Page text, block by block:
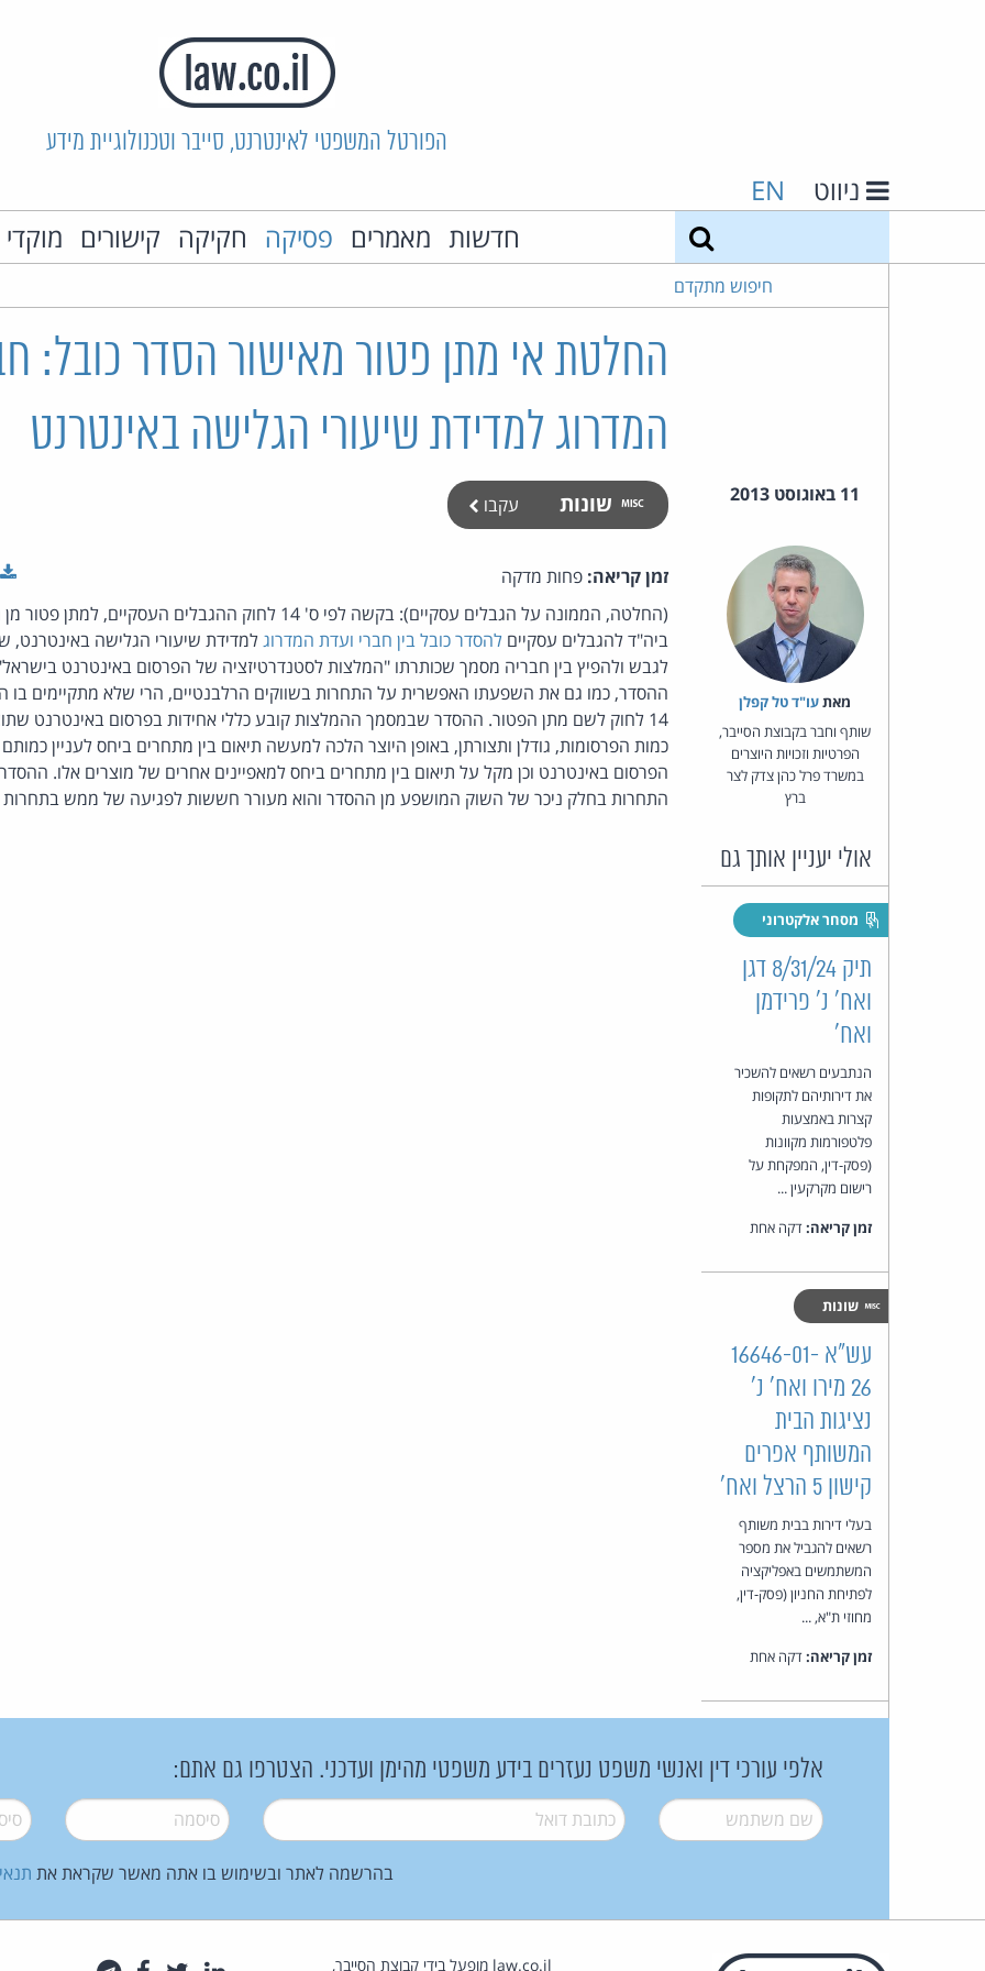
הפורטל המשפטי לאינטרנט, סייבר וטכנולוגיית מידע
ניווט EN
חדשות מאמרים פסיקה חקיקה קישורים
חיפוש מתקדם
החלטת אי מתן פטור מאישור הסדר כובל:
המדרוג למדידת שיעורי הגלישה באינטרנט
11 באוגוסט 2013 שונות עקבו
מאת‏עו"ד טל קפלן
שותף וחבר בקבוצת הסייבר,
הפרטיות וזכויות היוצרים
במשרד פרל כהן צדק לצר
ברץ
אולי יעניין אותך גם
מסחר אלקטרוני
תיק 8/31/24 דגן
ואח' נ' פרידמן
ואח'
הנתבעים רשאים להשכיר
את דירותיהם לתקופות
קצרות באמצעות
פלטפורמות מקוונות
(פסק-דין, המפקחת על
רישום מקרקעין ...
זמן קריאה:דקה אחת
שונות
עש"א 16646-01-
26 מירו ואח' נ'
נציגות הבית
המשותף אפרים
קישון 5 הרצל ואח'
בעלי דירות בבית משותף
רשאים להגביל את מספר
המשתמשים באפליקציה
לפתיחת החניון (פסק-דין,
מחוזי ת"א, ...
זמן קריאה:דקה אחת
זמן קריאה: פחות מדקה
(החלטה, הממונה על הגבלים עסקיים): בקשה לפי ס' 14 לחוק ההגבלים
ביה"ד להגבלים עסקיים להסדר כובל בין חברי ועדת המדרוגלמדידת שיעורי הגלישה באינטרנט,
לגבש ולהפיץ בין חבריה מסמך שכותרתו "המלצות לסטנדרטיזציה של הפרסום באינטרנט
ההסדר, כמו גם את השפעתו האפשרית על התחרות בשווקים הרלבנטיים, הרי שלא מתקיימים בו
14 לחוק לשם מתן הפטור. ההסדר שבמסמך ההמלצות קובע כללי אחידות בפרסום באינטרנט
כמות הפרסומות, גודלן ותצורתן, באופן היוצר הלכה למעשה תיאום בין מתחרים ביחס לעניין
הפרסום באינטרנט וכן מקל על תיאום בין מתחרים ביחס למאפיינים אחרים של מוצרים אלו.
התחרות בחלק ניכר של השוק המושפע מן ההסדר והוא מעורר חששות לפגיעה של ממש בתחרות
אלפי עורכי דין ואנשי משפט נעזרים בידע משפטי מהימן ועדכני. הצטרפו גם אתם:
שם משתמש* דואל* סיסמה*
בהרשמה לאתר ובשימוש בו אתה מאשר שקראת את
law.co.il מופעל בידי קבוצת הסייבר,